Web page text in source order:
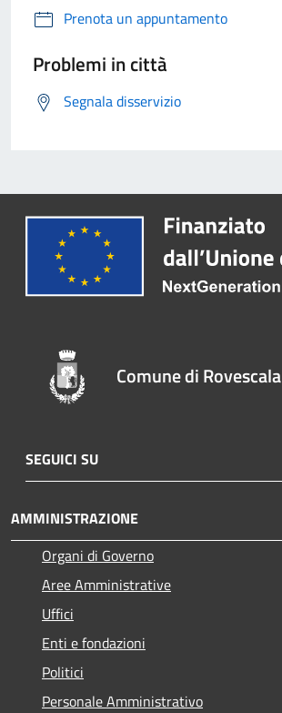
Prenota un appuntamento
Problemi in città
Segnala disservizio
Comune di Rovescala
SEGUICI SU
AMMINISTRAZIONE
Organi di Governo
Aree Amministrative
Uffici
Enti e fondazioni
Politici
Personale Amministrativo